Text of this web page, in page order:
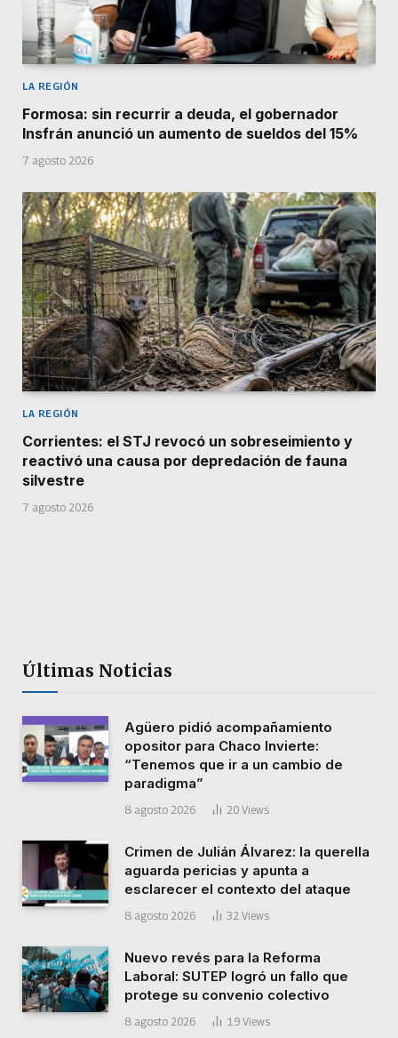
LA REGIÓN
Formosa: sin recurrir a deuda, el gobernador
Insfrán anunció un aumento de sueldos del 15%
7 agosto 2026
LA REGIÓN
Corrientes: el STJ revocó un sobreseimiento y
reactivó una causa por depredación de fauna
silvestre
7 agosto 2026
Últimas Noticias
Agüero pidió acompañamiento
opositor para Chaco Invierte:
“Tenemos que ir a un cambio de
paradigma”
8 agosto 2026 20 Views
Crimen de Julián Álvarez: la querella
aguarda pericias y apunta a
esclarecer el contexto del ataque
8 agosto 2026 32 Views
Nuevo revés para la Reforma
Laboral: SUTEP logró un fallo que
protege su convenio colectivo
8 agosto 2026 19 Views